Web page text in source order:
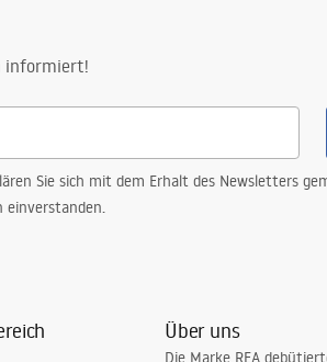
informiert!
Sie sich mit dem Erhalt des Newsletters
einverstanden.
Über uns
Die Marke REA